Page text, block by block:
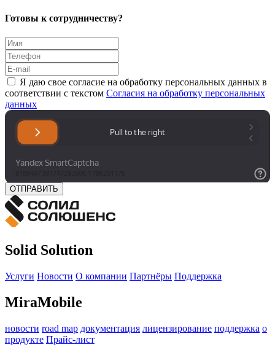
Готовы к сотрудничеству?
Я даю свое cогласие на обработку персональных данных в
соответствии с текстом Согласия на обработку персональных
данных
ОТПРАВИТЬ
Solid Solution
Услуги Новости О компании Партнёры Поддержка
MiraMobile
новости road map документация лицензирование поддержка о
продукте Прайс-лист